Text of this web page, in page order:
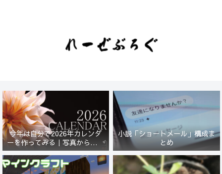
今年は自分で2026年カレンダ
ーを作ってみる｜写真から始ま
る小さなプロジェクト【一灯
花】
小説「ショートメール」構成ま
とめ